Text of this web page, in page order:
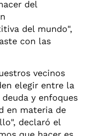
del
del mundo",
con las
vecinos
elegir entre la
y enfoques
en materia de
declaró el